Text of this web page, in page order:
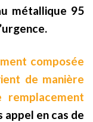
métallique 95
composée
de manière
appel en cas de